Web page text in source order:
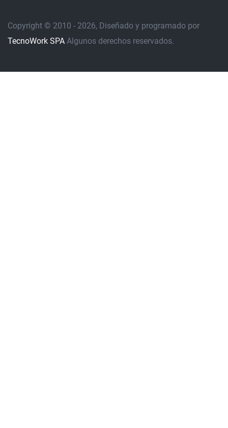
Copyright © 2010 - 2026, Diseñado y programado por
TecnoWork SPA Algunos derechos reservados.